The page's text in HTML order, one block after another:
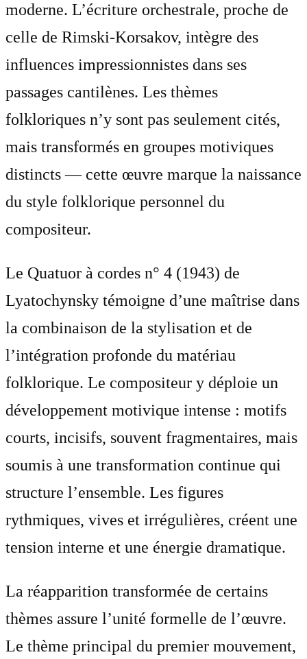
moderne. L’écriture orchestrale, proche de
celle de Rimski-Korsakov, intègre des
influences impressionnistes dans ses
passages cantilènes. Les thèmes
folkloriques n’y sont pas seulement cités,
mais transformés en groupes motiviques
distincts — cette œuvre marque la naissance
du style folklorique personnel du
compositeur.
Le Quatuor à cordes n° 4 (1943) de
Lyatochynsky témoigne d’une maîtrise dans
la combinaison de la stylisation et de
l’intégration profonde du matériau
folklorique. Le compositeur y déploie un
développement motivique intense : motifs
courts, incisifs, souvent fragmentaires, mais
soumis à une transformation continue qui
structure l’ensemble. Les figures
rythmiques, vives et irrégulières, créent une
tension interne et une énergie dramatique.
La réapparition transformée de certains
thèmes assure l’unité formelle de l’œuvre.
Le thème principal du premier mouvement,